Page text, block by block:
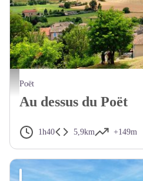
Village du Poët - CCSB
Poët
Au dessus du Poët
1h40 5,9km +149m